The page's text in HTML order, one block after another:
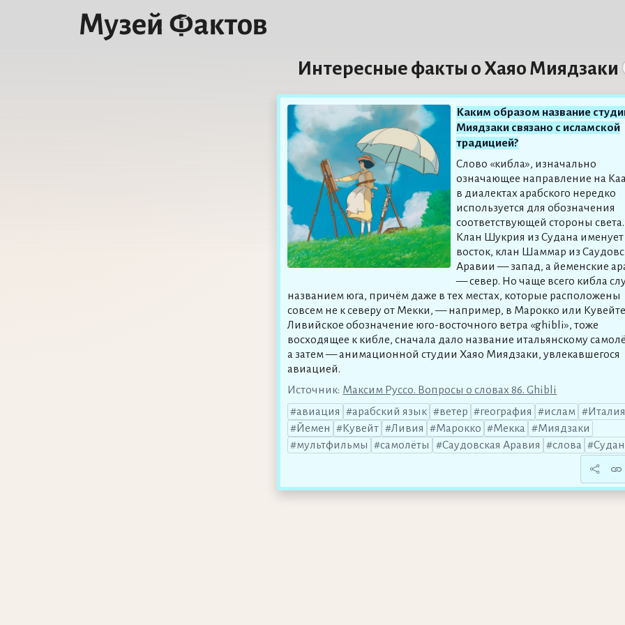
Интересные факты о Хаяо Миядзаки
Каким образом название
Миядзаки связано с исламской
традицией?
Слово «кибла», изначально
означающее направление на
в диалектах арабского нередко
используется для обозначения
соответствующей стороны света.
Клан Шукрия из Судана именует
восток, клан Шаммар из
Аравии — запад, а йеменские
— север. Но чаще всего кибла
названием юга, причём даже в тех местах, которые расположены
совсем не к северу от Мекки, — например, в Марокко или
Ливийское обозначение юго-восточного ветра «ghibli», тоже
восходящее к кибле, сначала дало название итальянскому
а затем — анимационной студии Хаяо Миядзаки, увлекавшегося
авиацией.
Источник: Максим Руссо. Вопросы о словах 86. Ghibli
авиация
арабский язык ветер география ислам
Италия
Йемен
Кувейт Ливия Марокко Мекка
Миядзаки
мультфильмы
самолёты Саудовская Аравия слова Судан